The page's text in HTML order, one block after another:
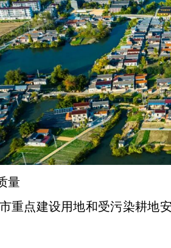
量
重点建设用地和受污染耕地